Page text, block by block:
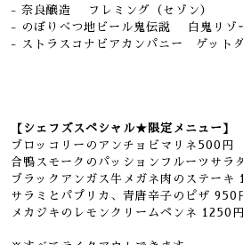
- 奈良醸造 フレミング（セゾン）
- のぼりべつ地ビール鬼伝説 白鬼リゾ
- ストラスコナビアカンパニー ゲット
【シェフズスペシャル★限定メニュー】
ブロッコリーのアンチョビマリネ500円
合鴨スモークのパッションフルーツサ
ブラックアンガス牛メガネ肉のステーキ
サラミとパプリカ、青唐辛子のピザ 950
メカジキのレモンクリームペンネ 1250円